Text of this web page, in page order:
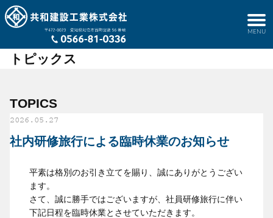
トピックス
TOPICS
2026.05.27
社内研修旅行による臨時休業のお知らせ
平素は格別のお引き立てを賜り、誠にありがとうござい
ます。
さて、誠に勝手ではございますが、社員研修旅行に伴い
下記日程を臨時休業とさせていただきます。